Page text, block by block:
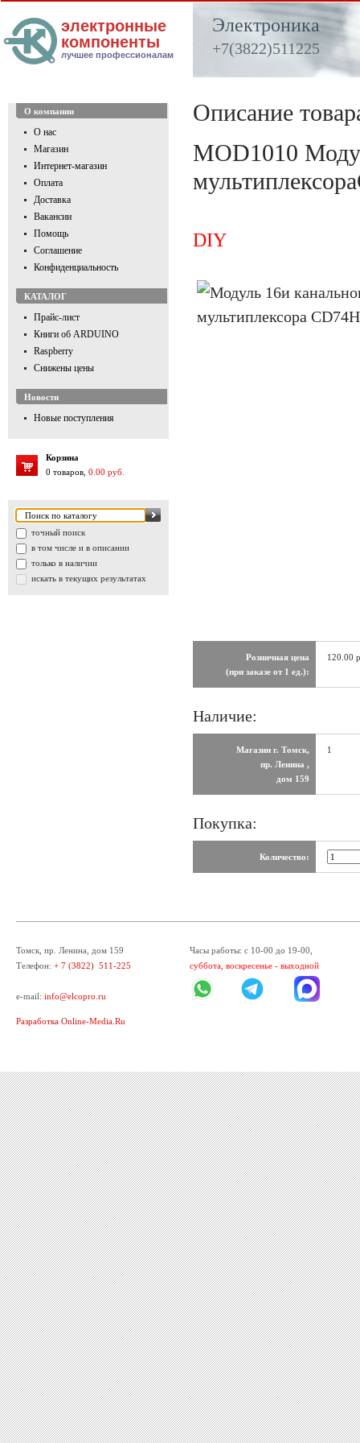
электронные
компоненты
лучшее профессионалам
Электроника
+7(3822)511225
О компании
О нас
Магазин
Интернет-магазин
Оплата
Доставка
Вакансии
Помощь
Соглашение
Конфиденциальность
КАТАЛОГ
Прайс-лист
Книги об ARDUINO
Raspberry
Снижены цены
Новости
Новые поступления
Корзина
0 товаров, 0.00 руб.
точный поиск
в том числе и в описании
только в наличии
искать в текущих результатах
Описание
MOD1010
DIY
Розничная цена
(при заказе от 1 ед.):
120.00
Наличие:
Магазин г. Томск,
пр. Ленина ,
дом 159
1
Покупка:
Количество:
Томск, пр. Ленина, дом 159
Телефон: + 7 (3822) 511-225
e-mail: info@elcopro.ru
Часы работы: с 10-00 до 19-00,
суббота, воскресенье - выходной
Разработка Online-Media.Ru